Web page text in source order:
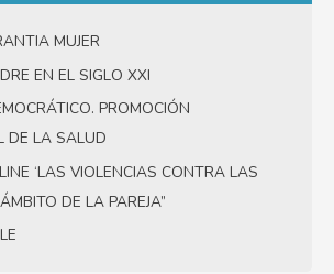
MUJER
EN EL SIGLO XXI
PROMOCIÓN
DE LA SALUD
‘LAS VIOLENCIAS CONTRA LAS
DE LA PAREJA”